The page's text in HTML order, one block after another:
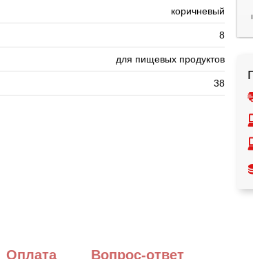
коричневый
8
для пищевых продуктов
38
Оплата Вопрос-ответ